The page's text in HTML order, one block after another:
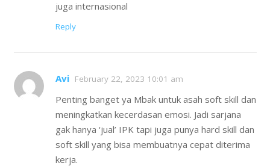
juga internasional
Reply
Avi February 22, 2023 10:01 am
Penting banget ya Mbak untuk asah soft skill dan
meningkatkan kecerdasan emosi. Jadi sarjana
gak hanya ‘jual’ IPK tapi juga punya hard skill dan
soft skill yang bisa membuatnya cepat diterima
kerja.